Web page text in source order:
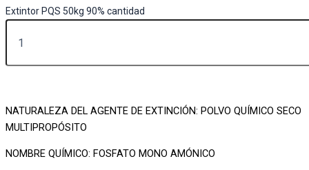
Extintor PQS 50kg 90% cantidad
NATURALEZA DEL AGENTE DE EXTINCIÓN: POLVO QUÍMICO SECO
MULTIPROPÓSITO
NOMBRE QUÍMICO: FOSFATO MONO AMÓNICO